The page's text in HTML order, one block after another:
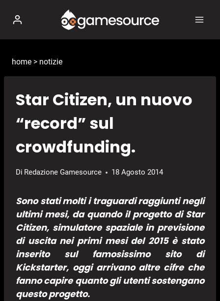
contenuto
home > notizie
Star Citizen, un nuovo
“record” sul
crowdfunding.
Di Redazione Gamesource 18 Agosto 2014
Sono stati molti itraguardi raggiunti negli
ultimi mesi, da quando il progetto diStar
Citizen, simulatore spaziale in previsione
di uscita nei primi mesi del 2015 è stato
inserito sul famosissimo sito di
Kickstarter, oggi arrivano altre cifre che
fanno capire quanto gli utenti sostengano
questo progetto.